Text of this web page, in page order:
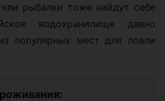
рыбалки тоже найдут себе
водохранилище давно
популярных мест для ловли